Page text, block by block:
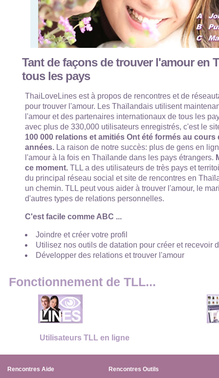
Tant de façons de trouver l'amour en
tous les pays
ThaiLoveLines est à propos de rencontres et de
pour trouver l'amour. Les Thaïlandais utilisent
l'amour et des partenaires internationaux de tous les
avec plus de 330,000 utilisateurs enregistrés, c'est le
100 000 relations et amitiés Ont été formés au
années. La raison de notre succès: plus de gens en
l'amour à la fois en Thaïlande dans les pays étrangers.
ce moment. TLL a des utilisateurs de très pays et
du principal réseau social et site de rencontres en
un chemin. TLL peut vous aider à trouver l'amour, le
d'autres types de relations personnelles.
C'est facile comme ABC ...
Joindre et créer votre profil
Utilisez nos outils de datation pour créer et recevoir
Développer des relations et trouver l'amour
Fonctionnement de TLL...
Utilisateurs TLL en ligne
Rencontres Aide Rencontres Outils